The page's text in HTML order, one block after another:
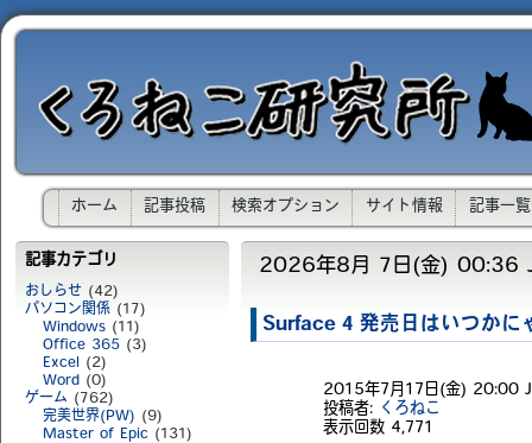
ホーム 記事投稿 検索オプション サイト情報 記事一覧
記事カテゴリ
おしらせ (42)
パソコン関係 (17)
Windows (11)
Office 365 (3)
Excel (2)
Word (0)
ゲーム (762)
完美世界(PW) (9)
Master of Epic (131)
2026年8月 7日(金) 00:36
Surface 4 発売日はいつかに
2015年7月17日(金) 20:00
投稿者:
くろねこ
表示回数 4,771